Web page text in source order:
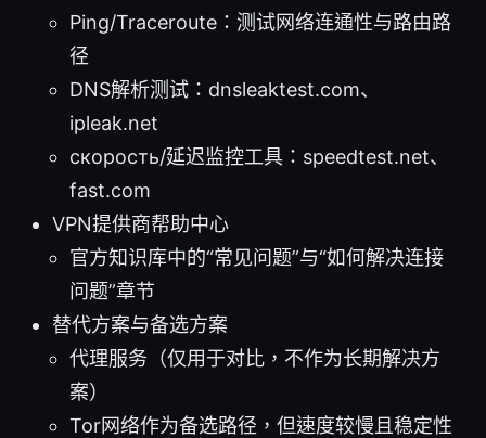
Ping/Traceroute：测试网络连通性与路由路
径
DNS解析测试：dnsleaktest.com、
ipleak.net
скорость/延迟监控工具：speedtest.net、
fast.com
VPN提供商帮助中心
官方知识库中的“常见问题”与“如何解决连接
问题”章节
替代方案与备选方案
代理服务（仅用于对比，不作为长期解决方
案）
Tor网络作为备选路径，但速度较慢且稳定性